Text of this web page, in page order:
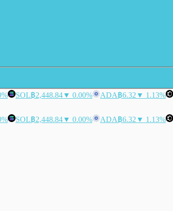
SOL฿2,448.84▼ 0.00% ADA฿6.32 ▼ 1.13%
SOL฿2,448.84▼ 0.00% ADA฿6.32 ▼ 1.13%